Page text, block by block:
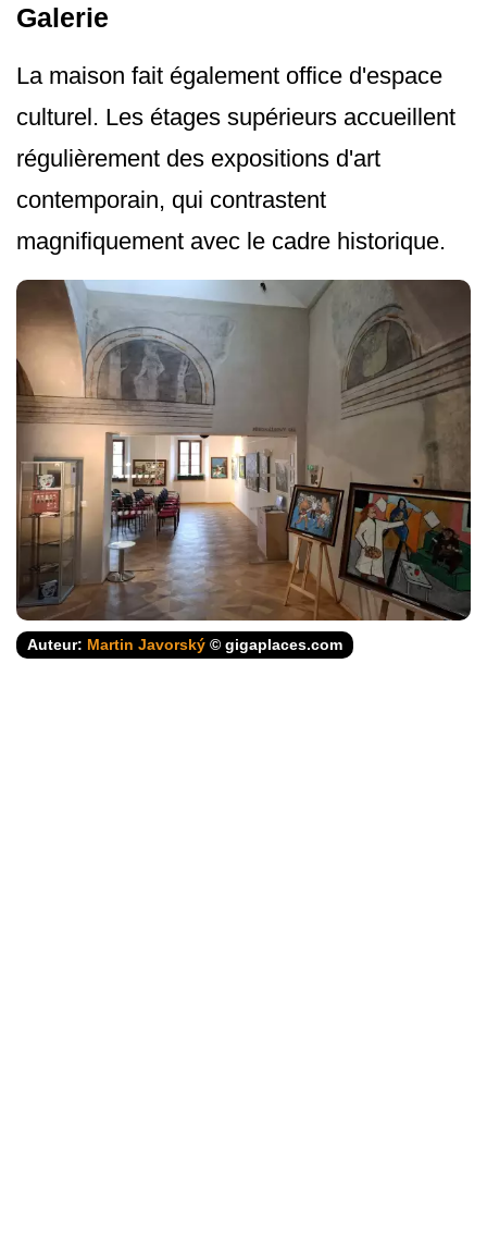
Galerie
La maison fait également office d'espace
culturel. Les étages supérieurs accueillent
régulièrement des expositions d'art
contemporain, qui contrastent
magnifiquement avec le cadre historique.
Auteur: Martin Javorský © gigaplaces.com